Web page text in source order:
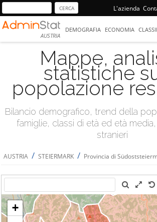
L'azienda
AUSTRIA
DEMOGRAFIA ECONOMIA
Mappe,
statistiche
popolazione
Bilancio demografico, trend della
famiglie, classi di età ed età
stranieri
AUSTRIA / STEIERMARK / Provincia di